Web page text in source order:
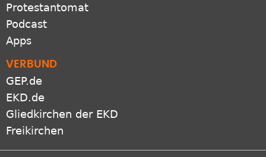
Protestantomat
Podcast
Apps
VERBUND
GEP.de
EKD.de
Gliedkirchen der EKD
Freikirchen